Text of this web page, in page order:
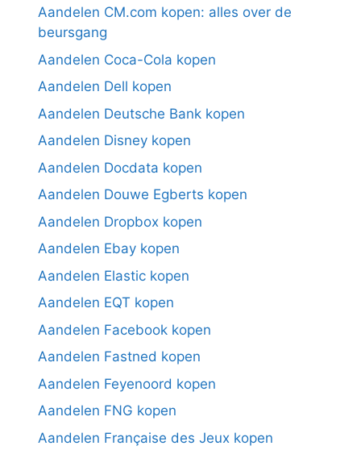
Aandelen CM.com kopen: alles over de
beursgang
Aandelen Coca-Cola kopen
Aandelen Dell kopen
Aandelen Deutsche Bank kopen
Aandelen Disney kopen
Aandelen Docdata kopen
Aandelen Douwe Egberts kopen
Aandelen Dropbox kopen
Aandelen Ebay kopen
Aandelen Elastic kopen
Aandelen EQT kopen
Aandelen Facebook kopen
Aandelen Fastned kopen
Aandelen Feyenoord kopen
Aandelen FNG kopen
Aandelen Française des Jeux kopen